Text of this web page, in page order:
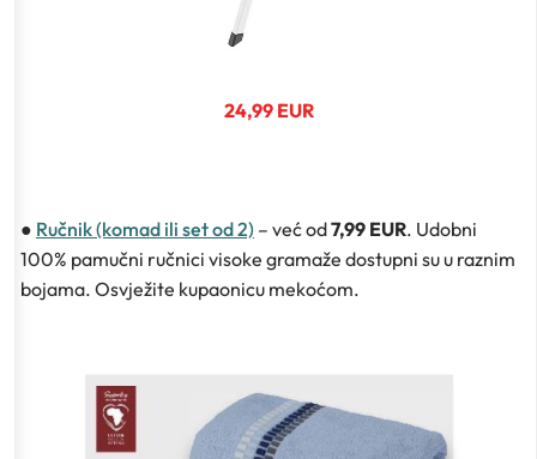
24,99 EUR
● Ručnik (komad ili set od 2) – već od7,99 EUR. Udobni
100% pamučni ručnici visoke gramaže dostupni su u raznim
bojama. Osvježite kupaonicu mekoćom.